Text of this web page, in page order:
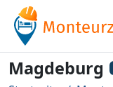
Magdeburg